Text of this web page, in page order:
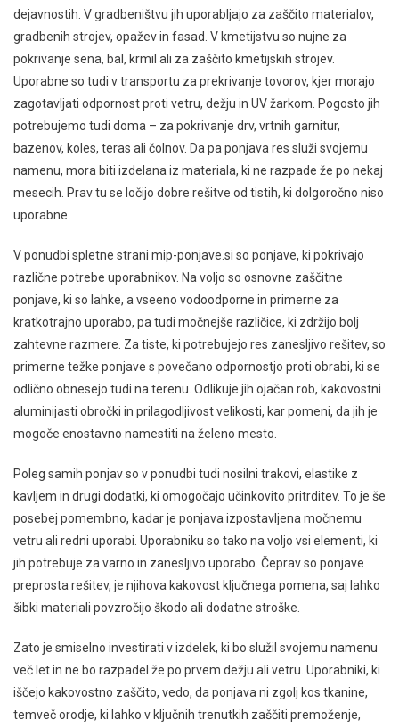
dejavnostih. V gradbeništvu jih uporabljajo za zaščito materialov,
gradbenih strojev, opažev in fasad. V kmetijstvu so nujne za
pokrivanje sena, bal, krmil ali za zaščito kmetijskih strojev.
Uporabne so tudi v transportu za prekrivanje tovorov, kjer morajo
zagotavljati odpornost proti vetru, dežju in UV žarkom. Pogosto jih
potrebujemo tudi doma – za pokrivanje drv, vrtnih garnitur,
bazenov, koles, teras ali čolnov. Da pa ponjava res služi svojemu
namenu, mora biti izdelana iz materiala, ki ne razpade že po nekaj
mesecih. Prav tu se ločijo dobre rešitve od tistih, ki dolgoročno niso
uporabne.
V ponudbi spletne strani mip-ponjave.si so ponjave, ki pokrivajo
različne potrebe uporabnikov. Na voljo so osnovne zaščitne
ponjave, ki so lahke, a vseeno vodoodporne in primerne za
kratkotrajno uporabo, pa tudi močnejše različice, ki zdržijo bolj
zahtevne razmere. Za tiste, ki potrebujejo res zanesljivo rešitev, so
primerne težke ponjave s povečano odpornostjo proti obrabi, ki se
odlično obnesejo tudi na terenu. Odlikuje jih ojačan rob, kakovostni
aluminijasti obročki in prilagodljivost velikosti, kar pomeni, da jih je
mogoče enostavno namestiti na želeno mesto.
Poleg samih ponjav so v ponudbi tudi nosilni trakovi, elastike z
kavljem in drugi dodatki, ki omogočajo učinkovito pritrditev. To je še
posebej pomembno, kadar je ponjava izpostavljena močnemu
vetru ali redni uporabi. Uporabniku so tako na voljo vsi elementi, ki
jih potrebuje za varno in zanesljivo uporabo. Čeprav so ponjave
preprosta rešitev, je njihova kakovost ključnega pomena, saj lahko
šibki materiali povzročijo škodo ali dodatne stroške.
Zato je smiselno investirati v izdelek, ki bo služil svojemu namenu
več let in ne bo razpadel že po prvem dežju ali vetru. Uporabniki, ki
iščejo kakovostno zaščito, vedo, da ponjava ni zgolj kos tkanine,
temveč orodje, ki lahko v ključnih trenutkih zaščiti premoženje,